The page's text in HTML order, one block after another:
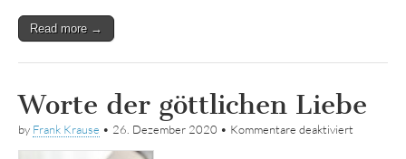
Read more →
Worte der göttlichen Liebe
by Frank Krause • 26. Dezember 2020 • Kommentare deaktiviert